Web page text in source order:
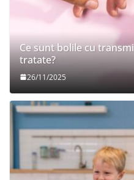
Ce sunt bolile cu
tratate?
26/11/2025